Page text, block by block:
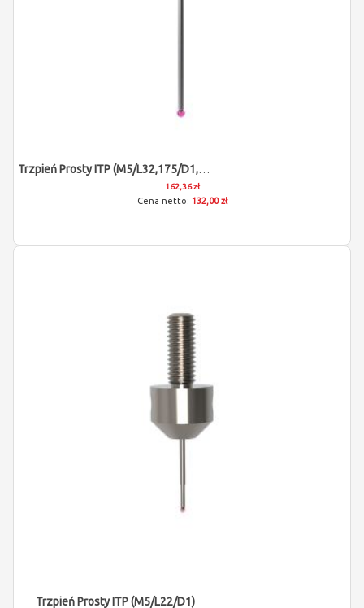
Trzpień Prosty ITP (M5/L32,175/D1,35)
162,36 zł
132,00 zł
Trzpień Prosty ITP (M5/L22/D1)